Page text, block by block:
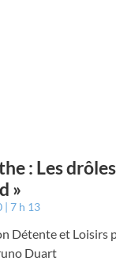
: Les
»
7 h 13
Détente et
Duart